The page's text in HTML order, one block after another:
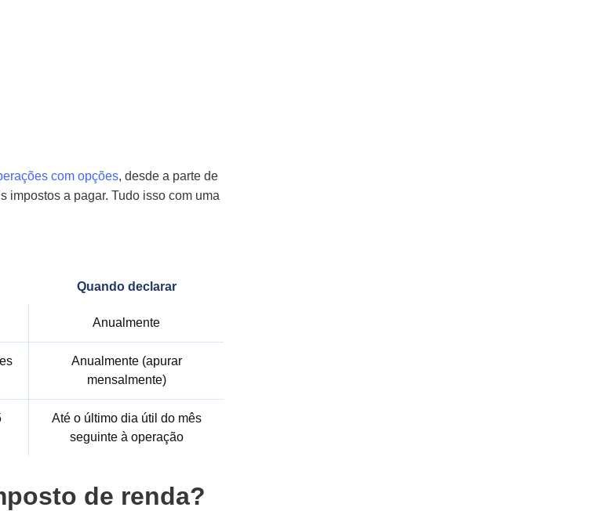
com opções, desde a parte de
impostos a pagar. Tudo isso com uma
Quando declarar
Anualmente
Anualmente (apurar
mensalmente)
Até o último dia útil do mês
seguinte à operação
de renda?